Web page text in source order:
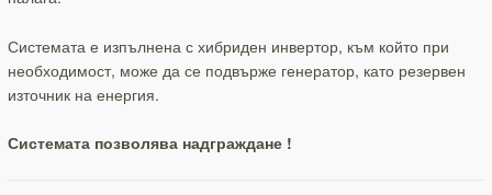
Системата е изпълнена с хибриден инвертор, към който при
необходимост, може да се подвърже генератор, като резервен
източник на енергия.
Системата позволява надграждане !